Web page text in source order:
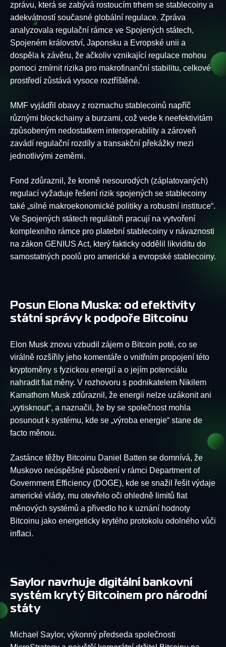
zprávu, která se zabývá rostoucím trhem se stablecoiny a
adekvátností současné globální regulace. Zpráva
analyzovala regulační rámce ve Spojených státech,
Spojeném království, Japonsku a Evropské unii a
dospěla k závěru, že ačkoliv vznikající regulace mohou
pomoci zmírnit rizika pro makrofinanční stabilitu, celkové
prostředí zůstává vysoce roztříštěné.
MMF vyjádřil obavy z rozmachu stablecoinů napříč
různými blockchainy a burzami, což vede k neefektivitám
způsobeným nedostatkem interoperability a zároveň
zavádí regulační rozdíly a transakční překážky mezi
jednotlivými zeměmi.
Fond zdůraznil, že kromě nesourodých (záplatovaných)
regulací vyžaduje řešení rizik spojených se stablecoiny
také „silné makroekonomické politiky a robustní instituce“.
Ve Spojených státech regulátoři pracují na vytvoření
komplexního rámce pro platební stablecoiny v návaznosti
na zákon GENIUS Act, který fakticky oddělil likviditu do
samostatných poolů pro americké a evropské stablecoiny.
Posun Elona Muska: od efektivity
státní správy k podpoře Bitcoinu
Elon Musk znovu vzbudil zájem o Bitcoin poté, co se
virálně rozšířily jeho komentáře o vnitřním propojení této
kryptoměny s fyzickou energií a o jejím potenciálu
nahradit fiat měny. V rozhovoru s podnikatelem Nikilem
Kamathom Musk zdůraznil, že energii nelze uzákonit ani
„vytisknout“, a naznačil, že by se společnost mohla
posunout k systému, kde se „výroba energie“ stane de
facto měnou.
Zastánce těžby Bitcoinu Daniel Batten se domnívá, že
Muskovo neúspěšné působení v rámci Department of
Government Efficiency (DOGE), kde se snažil řešit výdaje
americké vlády, mu otevřelo oči ohledně limitů fiat
měnových systémů a přivedlo ho k uznání hodnoty
Bitcoinu jako energeticky krytého protokolu odolného vůči
inflaci.
Saylor navrhuje digitální bankovní
systém krytý Bitcoinem pro národní
státy
Michael Saylor, výkonný předseda společnosti